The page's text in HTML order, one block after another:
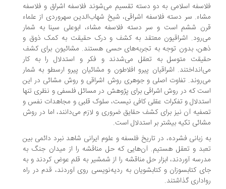
اسلامی به دو دسته تقسیم می‌شوند فلاسفه اشراق و فلاسفه
سر دسته فلاسفه اشراقی، شیخ شهاب‌الدین سهروردی از علماء
ششم است و سر دسته فلاسفه مشاء، ابوعلی سینا به شمار
اشراقیون معتقد به کشف و درک حقیقت به کمک ذوق و
بدون توجه به تجربه‌های حسی هستند. مشائیون برای کشف
متوسل به تعقل می‌شدند و فکر و استدلال را به کار
اشراقیان پیرو افلاطون و مشائیان پیرو ارسطو به شمار
تفاوت اصلی و جوهری روش اشراقی و روش مشائی در این
که در روش اشراقی برای پژوهش در مسائل فلسفی و نظری تنها
و تفکرات عقلی کافی نیست، سلوک قلبی و مجاهدات نفس و
آن نیز برای کشف حقایق ضروری و لازم می‌دانند، اما در روش
تکیه بیشتر بر استدلال است.
زبانی فشرده، در تاریخ فلسفه و علوم ایرانی شاهد نبرد دائمی بین
و تعقل هستیم. آن‌هایی که حل مناقشه را از میدان جنگ به
آوردند، ابزار حل مناقشه را از شمشیر به قلم عوض کردند و به
کتابسوزان و کتابشویان به ردیه‌نویسی روی آوردند، قدم در راه
گذاشتند.